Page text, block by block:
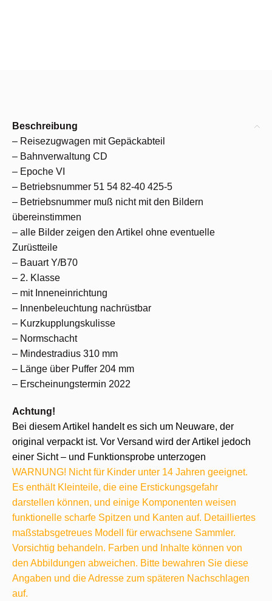
Beschreibung
– Reisezugwagen mit Gepäckabteil
– Bahnverwaltung CD
– Epoche VI
– Betriebsnummer 51 54 82-40 425-5
– Betriebsnummer muß nicht mit den Bildern
übereinstimmen
– alle Bilder zeigen den Artikel ohne eventuelle
Zurüstteile
– Bauart Y/B70
– 2. Klasse
– mit Inneneinrichtung
– Innenbeleuchtung nachrüstbar
– Kurzkupplungskulisse
– Normschacht
– Mindestradius 310 mm
– Länge über Puffer 204 mm
– Erscheinungstermin 2022
Achtung!
Bei diesem Artikel handelt es sich um Neuware, der
original verpackt ist. Vor Versand wird der Artikel jedoch
einer Sicht – und Funktionsprobe unterzogen
WARNUNG! Nicht für Kinder unter 14 Jahren geeignet.
Es enthält Kleinteile, die eine Erstickungsgefahr
darstellen können, und einige Komponenten weisen
funktionelle scharfe Spitzen und Kanten auf. Detailliertes
maßstabsgetreues Modell für erwachsene Sammler.
Vorsichtig behandeln. Farben und Inhalte können von
den Abbildungen abweichen. Bitte bewahren Sie diese
Angaben und die Adresse zum späteren Nachschlagen
auf.